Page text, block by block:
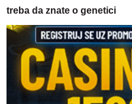
treba da znate o genetici